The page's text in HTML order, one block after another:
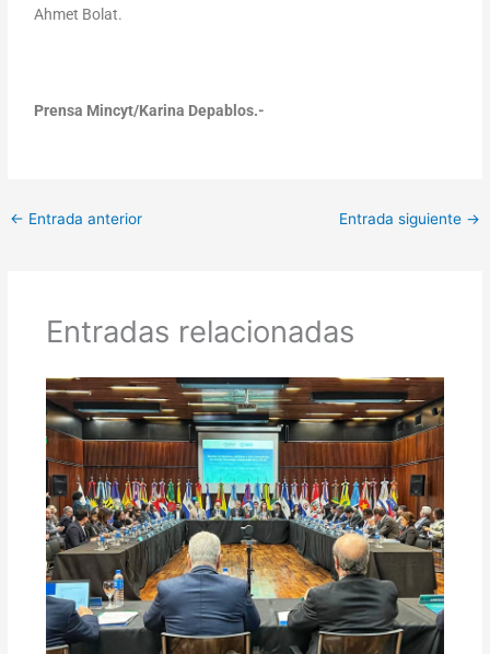
Ahmet Bolat.
Prensa Mincyt/Karina Depablos.-
← Entrada anterior Entrada siguiente →
Entradas relacionadas